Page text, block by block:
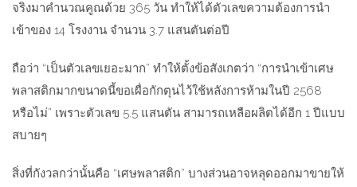
จริงมาคำนวณคูณด้วย 365 วัน ทำให้ได้ตัวเลขความต้องการนำ
เข้าของ 14 โรงงาน จำนวน 3.7 แสนตันต่อปี
ถือว่า “เป็นตัวเลขเยอะมาก” ทำให้ตั้งข้อสังเกตว่า “การนำเข้าเศษ
พลาสติกมากขนาดนี้ขอเผื่อกักตุนไว้ใช้หลังการห้ามในปี 2568
หรือไม่” เพราะตัวเลข 5.5 แสนตัน สามารถเหลือผลิตได้อีก 1 ปีแบบ
สบายๆ
สิ่งที่กังวลกว่านั้นคือ “เศษพลาสติก” บางส่วนอาจหลุดออกมาขายให้